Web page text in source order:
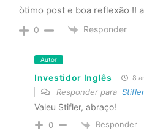
òtimo post e boa reflexão !!
0 Responder
Autor
Investidor Inglês 8
Responder para
Valeu Stifler, abraço!
0 Responder